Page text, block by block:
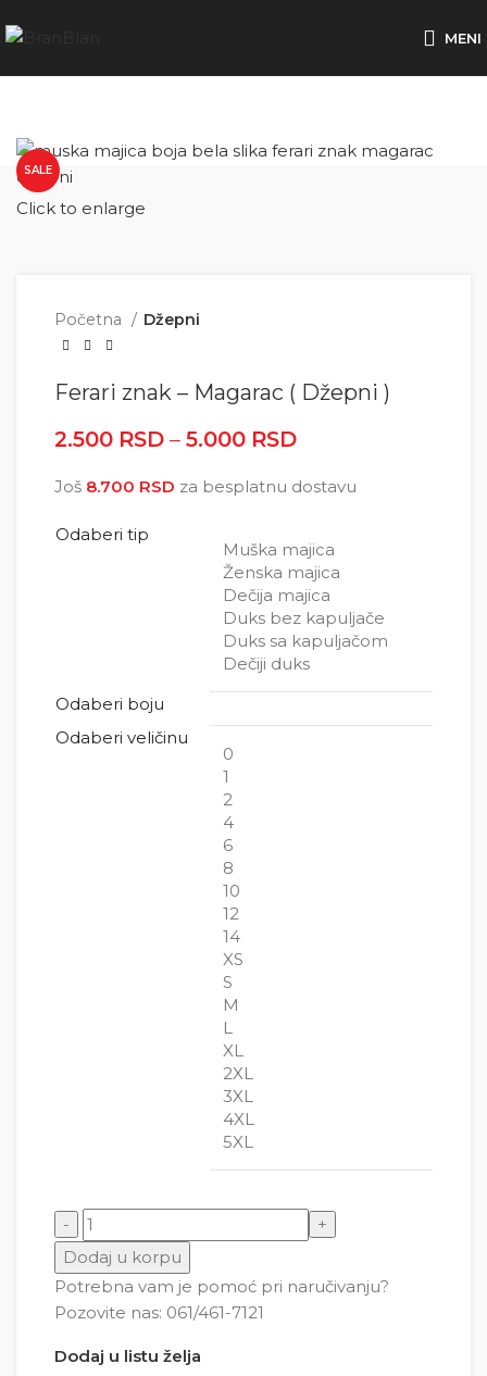
MENI
SALE
Click to enlarge
Početna Džepni
Ferari znak – Magarac ( Džepni )
2.500 RSD – 5.000 RSD
5.000 RSD
Još 8.700 RSD za besplatnu dostavu
Odaberi tip
Muška majica
Ženska majica
Dečija majica
Duks bez kapuljače
Duks sa kapuljačom
Dečiji duks
Odaberi boju
Odaberi veličinu
0
1
2
4
6
8
10
12
14
XS
S
M
L
XL
2XL
3XL
4XL
5XL
Ferari znak - Magarac ( Džepni ) količina
Dodaj u korpu
Potrebna vam je pomoć pri naručivanju?
Pozovite nas: 061/461-7121
Dodaj u listu želja